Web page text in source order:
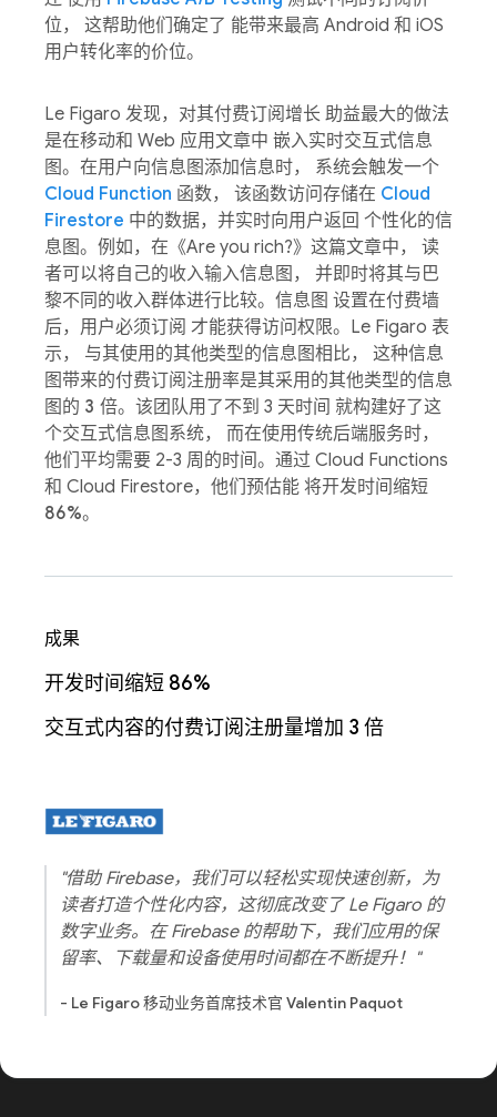
位， 这帮助他们确定了 能带来最高 Android 和 iOS
用户转化率的价位。
Le Figaro 发现，对其付费订阅增长 助益最大的做法
是在移动和 Web 应用文章中 嵌入实时交互式信息
图。在用户向信息图添加信息时， 系统会触发一个
Cloud Function 函数， 该函数访问存储在 Cloud
Firestore 中的数据，并实时向用户返回 个性化的信
息图。例如，在《Are you rich?》这篇文章中， 读
者可以将自己的收入输入信息图， 并即时将其与巴
黎不同的收入群体进行比较。信息图 设置在付费墙
后，用户必须订阅 才能获得访问权限。Le Figaro 表
示， 与其使用的其他类型的信息图相比， 这种信息
图带来的付费订阅注册率是其采用的其他类型的信息
图的 3 倍。该团队用了不到 3 天时间 就构建好了这
个交互式信息图系统， 而在使用传统后端服务时，
他们平均需要 2-3 周的时间。通过 Cloud Functions
和 Cloud Firestore，他们预估能 将开发时间缩短
86%。
成果
开发时间缩短 86%
交互式内容的付费订阅注册量增加 3 倍
"借助 Firebase，我们可以轻松实现快速创新，为
读者打造个性化内容，这彻底改变了 Le Figaro 的
数字业务。在 Firebase 的帮助下，我们应用的保
留率、下载量和设备使用时间都在不断提升！"
- Le Figaro 移动业务首席技术官 Valentin Paquot